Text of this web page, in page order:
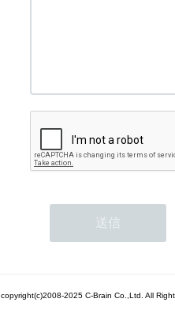
copyright(c)2008-2025 C-Brain Co.,Ltd. All